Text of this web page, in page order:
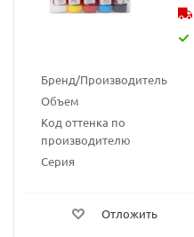
Бренд/Производитель
Объем
Код оттенка по
производителю
Серия
Отложить